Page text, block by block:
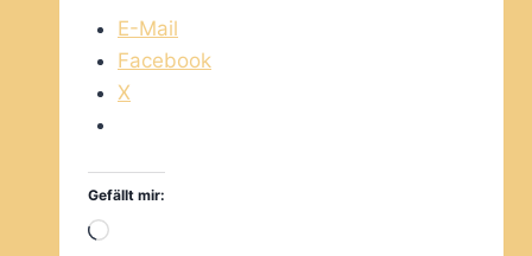
E-Mail
Facebook
X
Gefällt mir:
Wird